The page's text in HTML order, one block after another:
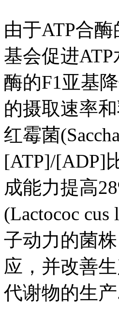
由于ATP合
基会促进
酶的F1亚基
的摄取速率
红霉菌
[ATP]/[ADP]
成能力提高
(Lactococ
子动力的菌
应，并改善
代谢物的生